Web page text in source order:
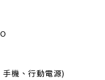
機、行動電源)